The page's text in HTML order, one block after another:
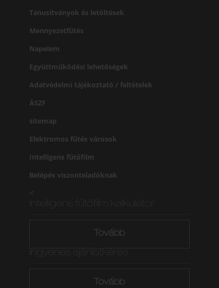
Tanusítványok és letöltések
Mennyezetfűtés
Napelem
Együttműködési lehetőségek
Adatvédelmi tájékoztató / feltételek
ÁSZF
sitemap
Elektromos fűtés városok
Intelligens fűtőfilm
Belépés viszonteladóknak
<
Tovább
Tovább